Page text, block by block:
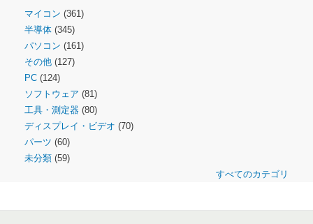
マイコン (361)
半導体 (345)
パソコン (161)
その他 (127)
PC (124)
ソフトウェア (81)
工具・測定器 (80)
ディスプレイ・ビデオ (70)
パーツ (60)
未分類 (59)
すべてのカテゴリ